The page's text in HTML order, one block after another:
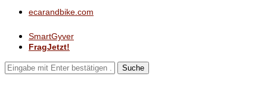
ecarandbike.com
SmartGyver
FragJetzt!
Suche